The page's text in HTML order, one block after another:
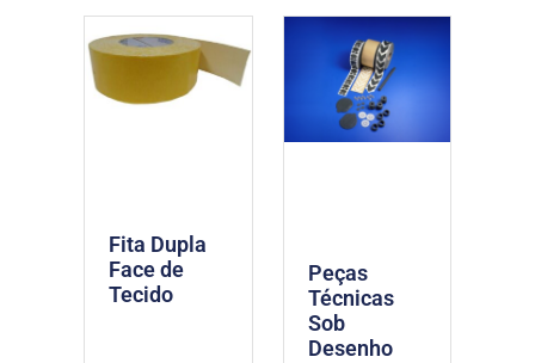
Fita Dupla
Face de
Tecido
Peças
Técnicas
Sob
Desenho